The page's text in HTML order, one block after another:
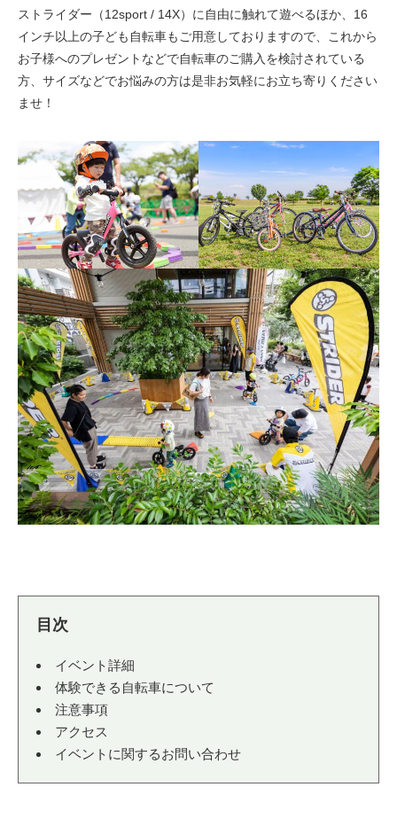
コンテンツ
特集
メディア
求人情報
募集中の求人情報
法人様
法人様向け割引
その他
会社概要
個人情報保護
ストライダー（12sport / 14X）に自由に触れて遊べるほか、16
インチ以上の子ども自転車もご用意しておりますので、これから
お子様へのプレゼントなどで自転車のご購入を検討されている
方、サイズなどでお悩みの方は是非お気軽にお立ち寄りください
ませ！
イベント詳細
体験できる自転車について
注意事項
アクセス
イベントに関するお問い合わせ